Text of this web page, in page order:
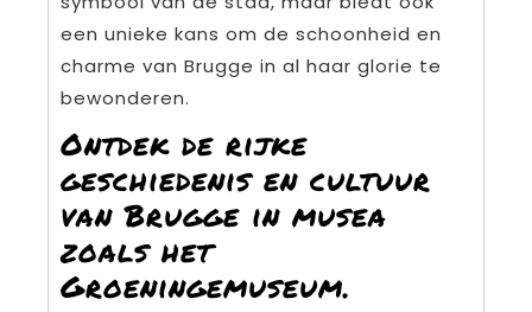
een unieke kans om de schoonheid en
charme van Brugge in al haar glorie te
bewonderen.
Ontdek de rijke
geschiedenis en cultuur
van Brugge in musea
zoals het
Groeningemuseum.